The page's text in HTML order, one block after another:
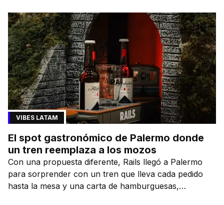
VIBES LATAM
El spot gastronómico de Palermo donde
un tren reemplaza a los mozos
Con una propuesta diferente, Rails llegó a Palermo
para sorprender con un tren que lleva cada pedido
hasta la mesa y una carta de hamburguesas,